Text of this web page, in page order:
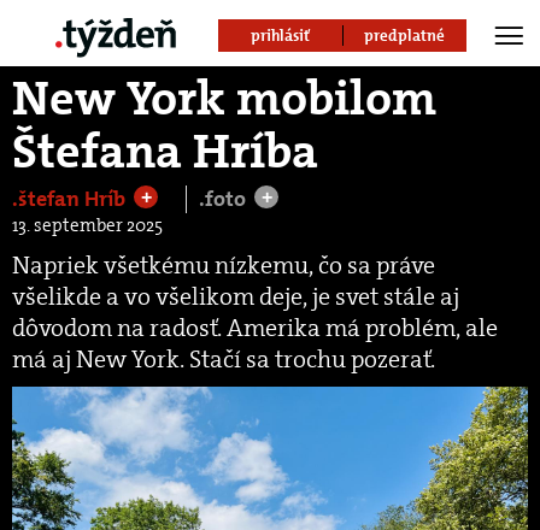
prihlásiť predplatné
New York mobilom
Štefana Hríba
.štefan Hríb + .foto +
13. september 2025
Napriek všetkému nízkemu, čo sa práve
všelikde a vo všelikom deje, je svet stále aj
dôvodom na radosť. Amerika má problém, ale
má aj New York. Stačí sa trochu pozerať.